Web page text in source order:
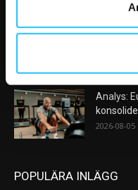
AI
Analys:
2026-08-05
POPULÄRA INLÄGG